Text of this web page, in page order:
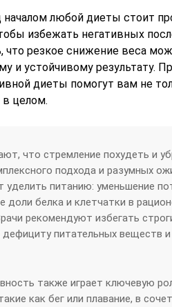
любой диеты стоит
избежать негативных
что резкое снижение веса
и устойчивому результату.
диеты помогут вам не
в целом.
что стремление похудеть и
подхода и разумных
уделить питанию: уменьшение
доли белка и клетчатки в
рекомендуют избегать
дефициту питательных веществ и
также играет ключевую
как бег или плавание, в